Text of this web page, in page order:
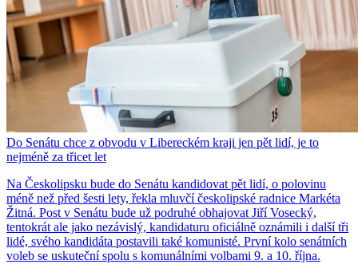
Do Senátu chce z obvodu v Libereckém kraji jen pět lidí, je to
nejméně za třicet let
Na Českolipsku bude do Senátu kandidovat pět lidí, o polovinu
méně než před šesti lety, řekla mluvčí českolipské radnice Markéta
Žitná. Post v Senátu bude už podruhé obhajovat Jiří Vosecký,
tentokrát ale jako nezávislý, kandidaturu oficiálně oznámili i další tři
lidé, svého kandidáta postavili také komunisté. První kolo senátních
voleb se uskuteční spolu s komunálními volbami 9. a 10. října.